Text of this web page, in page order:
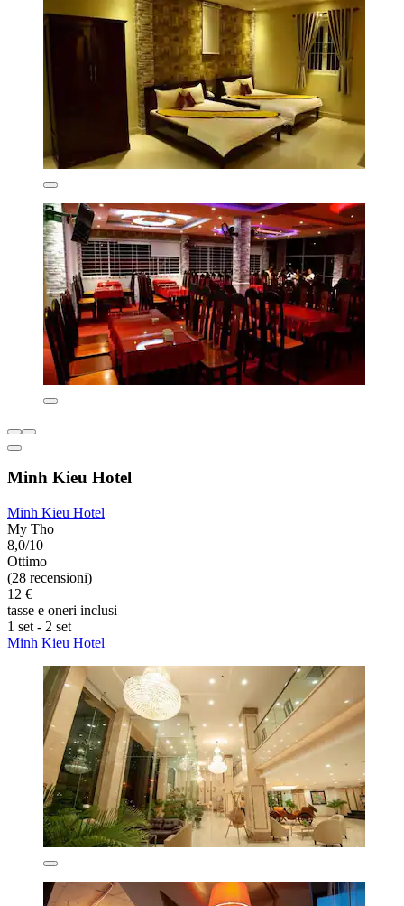
Minh Kieu Hotel
Minh Kieu Hotel
My Tho
8,0/10
Ottimo
(28 recensioni)
12 €
tasse e oneri inclusi
1 set - 2 set
Minh Kieu Hotel